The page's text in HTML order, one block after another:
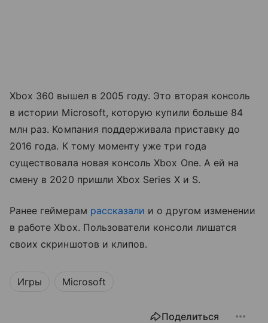
Xbox 360 вышел в 2005 году. Это вторая консоль
в истории Microsoft, которую купили больше 84
млн раз. Компания поддерживала приставку до
2016 года. К тому моменту уже три года
существовала новая консоль Xbox One. А ей на
смену в 2020 пришли Xbox Series X и S.
Ранее геймерам рассказали и о другом изменении
в работе Xbox. Пользователи консоли лишатся
своих скриншотов и клипов.
Игры Microsoft
Поделиться